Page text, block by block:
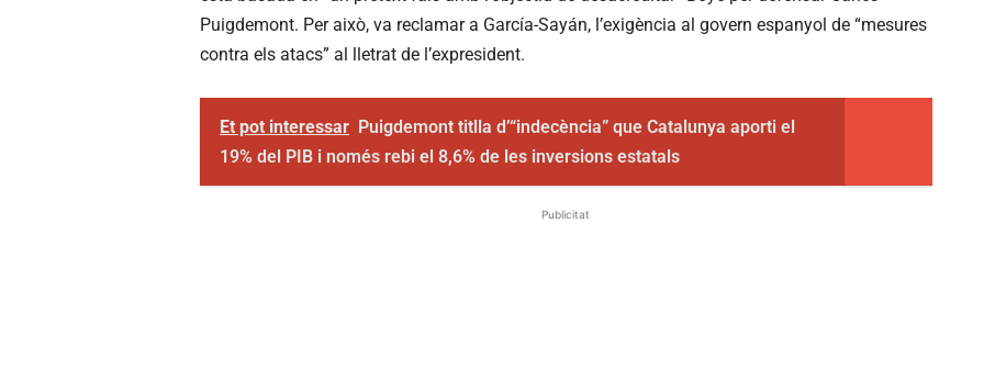
Puigdemont. Per això, va reclamar a García-Sayán, l’exigència al govern espanyol de “mesures
contra els atacs” al lletrat de l’expresident.
Et pot interessar Puigdemont titlla d’“indecència” que Catalunya aporti el
19% del PIB i només rebi el 8,6% de les inversions estatals
Publicitat